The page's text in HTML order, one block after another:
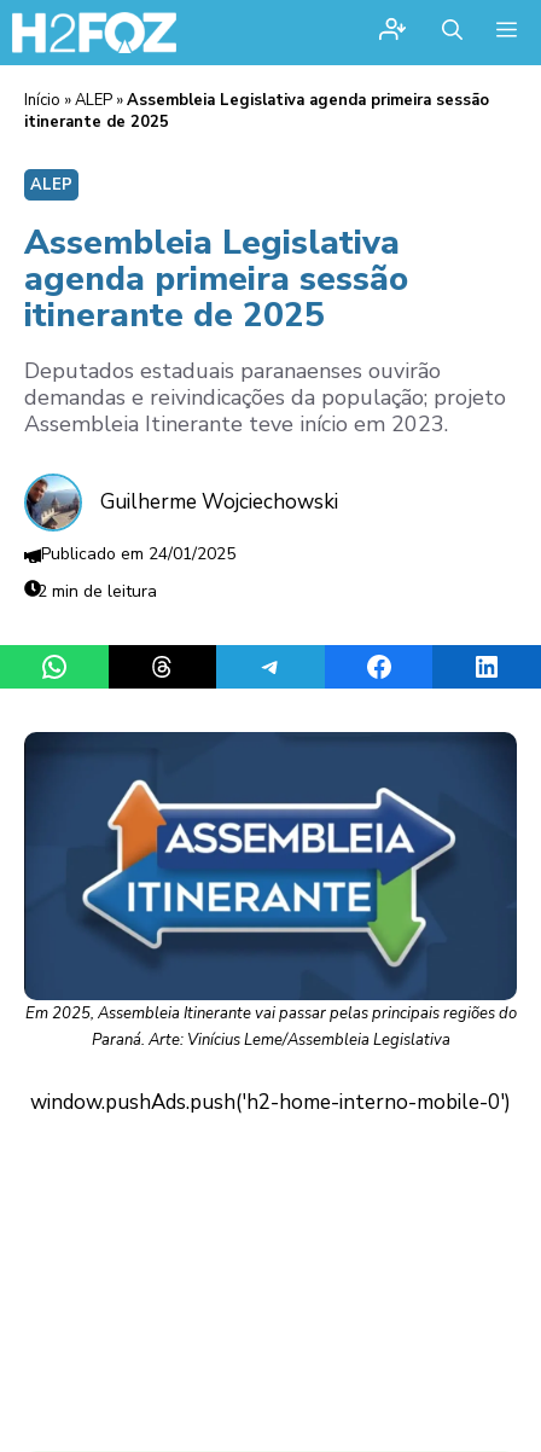
Início »ALEP »Assembleia Legislativa agenda primeira sessão
itinerante de 2025
ALEP
Assembleia Legislativa
agenda primeira sessão
itinerante de 2025
Deputados estaduais paranaenses ouvirão
demandas e reivindicações da população; projeto
Assembleia Itinerante teve início em 2023.
Guilherme Wojciechowski
24/01/2025
2 min de leitura
Share on WhatsAppShare on ThreadsShare on TelegramShare on Facebook
Em 2025, Assembleia Itinerante vai passar pelas principais regiões do
Paraná. Arte: Vinícius Leme/Assembleia Legislativa